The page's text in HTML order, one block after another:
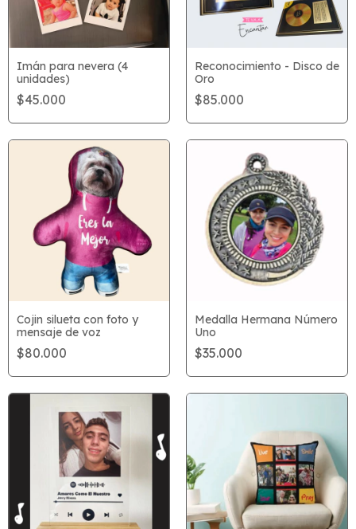
Imán para nevera (4
unidades)
$45.000
Reconocimiento - Disco de
Oro
$85.000
Cojin silueta con foto y
mensaje de voz
$80.000
Medalla Hermana Número
Uno
$35.000